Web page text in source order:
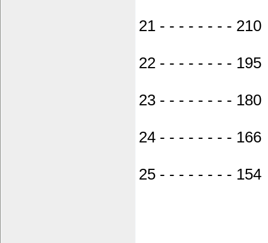
21 - - - - - - - -
22 - - - - - - - -
23 - - - - - - - -
24 - - - - - - - -
25 - - - - - - - -